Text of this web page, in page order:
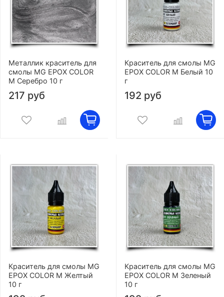
Металлик краситель для
смолы MG EPOX COLOR
M Серебро 10 г
217 руб
Краситель для смолы MG
EPOX COLOR M Белый 10
г
192 руб
Краситель для смолы MG
EPOX COLOR M Желтый
10 г
Краситель для смолы MG
EPOX COLOR M Зеленый
10 г